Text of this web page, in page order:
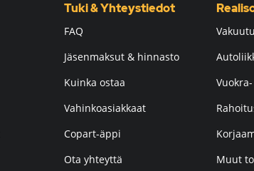
Tuki & Yhteystiedot
FAQ
Jäsenmaksut & hinnasto
Kuinka ostaa
Vahinkoasiakkaat
Copart-äppi
Ota yhteyttä
Muut